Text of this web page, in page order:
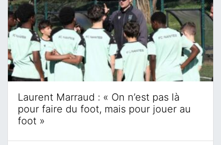
Laurent Marraud : « On n’est pas là
pour faire du foot, mais pour jouer au
foot »